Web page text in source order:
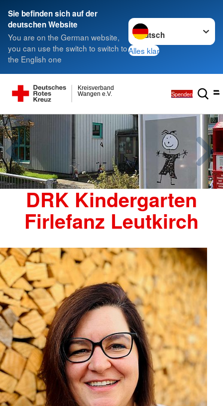
Sie befinden sich auf der
deutschen Website
You are on the German website,
you can use the switch to switch to
the English one
Sprache wechseln zu
Alles klar
Wangen e.V.
Kreisverband
Spenden
DRK Kindergarten
Firlefanz Leutkirch